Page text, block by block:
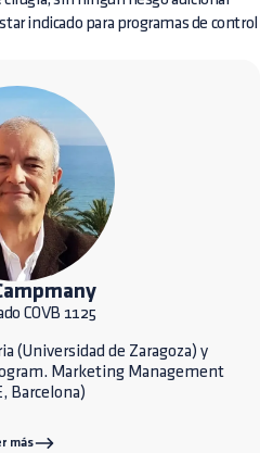
indicado para programas de control
COVB 1125
(Universidad de Zaragoza) y
Marketing Management
Barcelona)
más